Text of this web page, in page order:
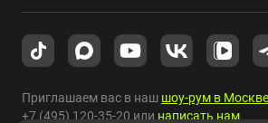
Приглашаем вас в наш шоу-рум в Москве
+7 (495) 120-35-20илинаписать нам.